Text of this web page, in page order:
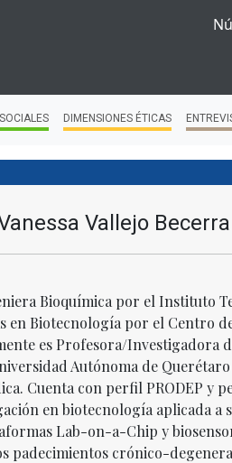
DIMENSIONES ÉTICAS
Vallejo Becerra
Bioquímica por el Instituto
en Biotecnología por el Centro
es Profesora/Investigadora
Autónoma de
Cuenta con perfil PRODEP y
en biotecnología aplicada a
Lab-on-a-Chip y
padecimientos crónico-